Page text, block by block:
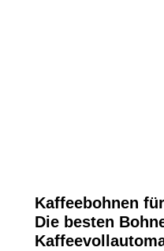
Kaffeebohnen
Die besten